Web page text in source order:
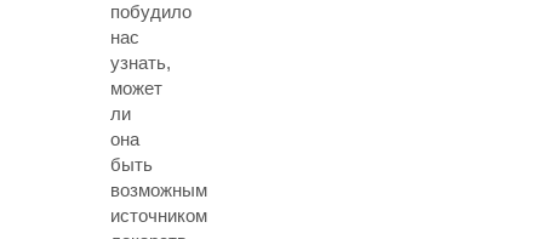
побудило
нас
узнать,
может
ли
она
быть
возможным
источником